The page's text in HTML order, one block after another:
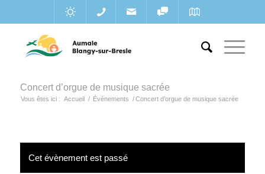
Concert d’orgue de musique sacrée
Vous êtes ici : Accueil / Évènements / Concert d’orgue de musique sacrée
Cet évènement est passé